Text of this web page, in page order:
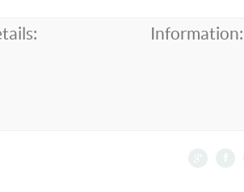
Information: